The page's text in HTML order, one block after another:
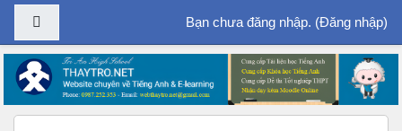
Chuyển tới nội dung chính
Bạn chưa đăng nhập. (Đăng nhập)